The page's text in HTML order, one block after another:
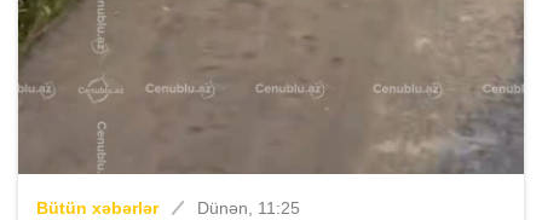
Bütün xəbərlər Dünən, 11:25